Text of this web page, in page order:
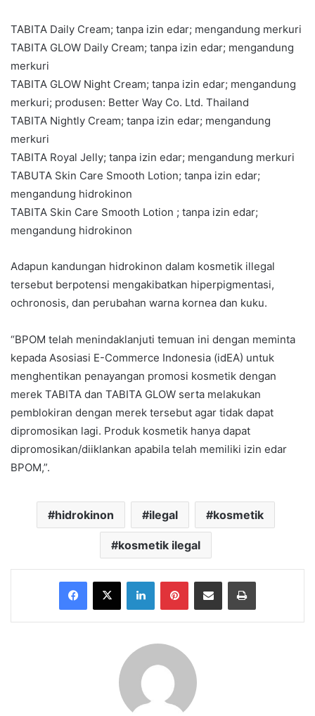
TABITA Daily Cream; tanpa izin edar; mengandung merkuri
TABITA GLOW Daily Cream; tanpa izin edar; mengandung
merkuri
TABITA GLOW Night Cream; tanpa izin edar; mengandung
merkuri; produsen: Better Way Co. Ltd. Thailand
TABITA Nightly Cream; tanpa izin edar; mengandung
merkuri
TABITA Royal Jelly; tanpa izin edar; mengandung merkuri
TABUTA Skin Care Smooth Lotion; tanpa izin edar;
mengandung hidrokinon
TABITA Skin Care Smooth Lotion ; tanpa izin edar;
mengandung hidrokinon
Adapun kandungan hidrokinon dalam kosmetik illegal
tersebut berpotensi mengakibatkan hiperpigmentasi,
ochronosis, dan perubahan warna kornea dan kuku.
“BPOM telah menindaklanjuti temuan ini dengan meminta
kepada Asosiasi E-Commerce Indonesia (idEA) untuk
menghentikan penayangan promosi kosmetik dengan
merek TABITA dan TABITA GLOW serta melakukan
pemblokiran dengan merek tersebut agar tidak dapat
dipromosikan lagi. Produk kosmetik hanya dapat
dipromosikan/diiklankan apabila telah memiliki izin edar
BPOM,”.
hidrokinon ilegal kosmetik
kosmetik ilegal
Facebook
X LinkedInPinterestShare via Email Print